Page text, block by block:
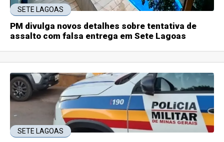
SETE LAGOAS
PM divulga novos detalhes sobre tentativa de
assalto com falsa entrega em Sete Lagoas
SETE LAGOAS